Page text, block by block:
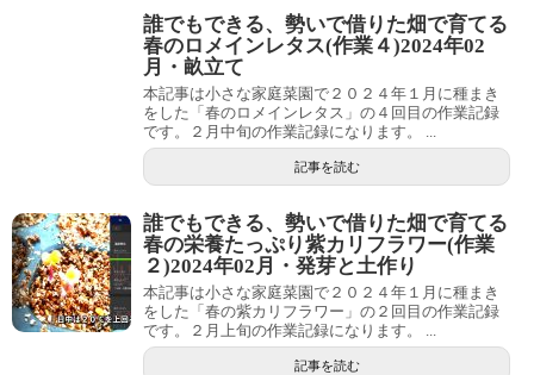
誰でもできる、勢いで借りた畑で育てる
春のロメインレタス(作業４)2024年02
月・畝立て
本記事は小さな家庭菜園で２０２４年１月に種まき
をした「春のロメインレタス」の４回目の作業記録
です。２月中旬の作業記録になります。 ...
記事を読む
誰でもできる、勢いで借りた畑で育てる
春の栄養たっぷり紫カリフラワー(作業
２)2024年02月・発芽と土作り
本記事は小さな家庭菜園で２０２４年１月に種まき
をした「春の紫カリフラワー」の２回目の作業記録
です。２月上旬の作業記録になります。 ...
記事を読む